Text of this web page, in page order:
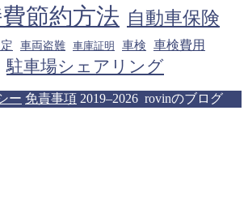
節約方法 自動車保険
車両盗難 車庫証明 車検 車検費用
駐車場シェアリング
ー 免責事項 2019–2026 rovinのブログ